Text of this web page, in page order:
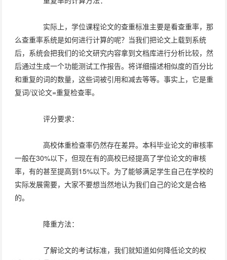
实际上，学位课程论文的查重标准主要是看查重率，那
么查重率系统是如何进行计算的呢？当我们把论文上载到系统
后，系统会把我们的论文研究内容拿到文档库进行分析比较，然
后通过生成一个功能测试工作报告。将详细描述相似度的百分比
和重复的词的数量，这些词被引用和减去等等。事实上，它是重
复词/议论文=重复检查率。
评分要求：
高校体重检查率仍然存在差异。本科毕业论文的审核率
一般在30%以下，但现在有的高校已经提高了学位论文的审核
率，有的甚至提高到15%以下。为了能够满足学生自己在学校的
实际发展需要，大家不要想当然地认为我们自己的论文是合格
的。
降重方法：
了解论文的考试标准，我们就知道如何降低论文的权